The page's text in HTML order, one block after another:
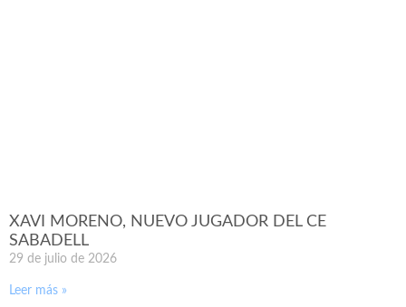
XAVI MORENO, NUEVO JUGADOR DEL CE
SABADELL
29 de julio de 2026
Leer más »